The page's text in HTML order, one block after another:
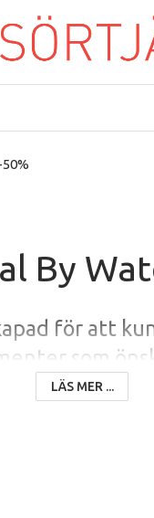
By
för att
som
värnar om
flaskor
LÄS MER ...